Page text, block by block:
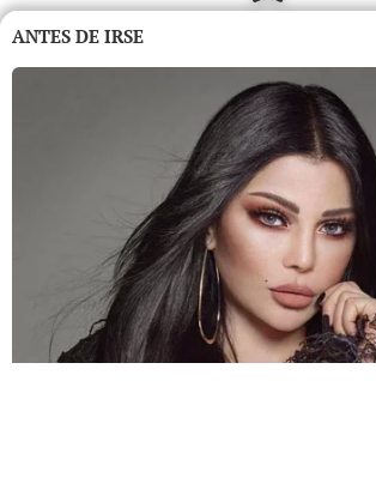
ANTES DE IRSE